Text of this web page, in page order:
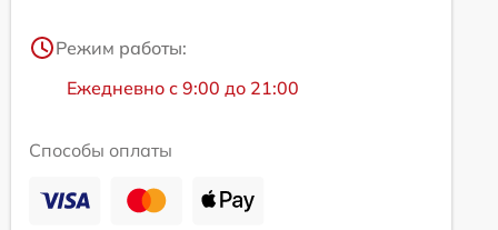
Режим работы:
Ежедневно с 9:00 до 21:00
Способы оплаты